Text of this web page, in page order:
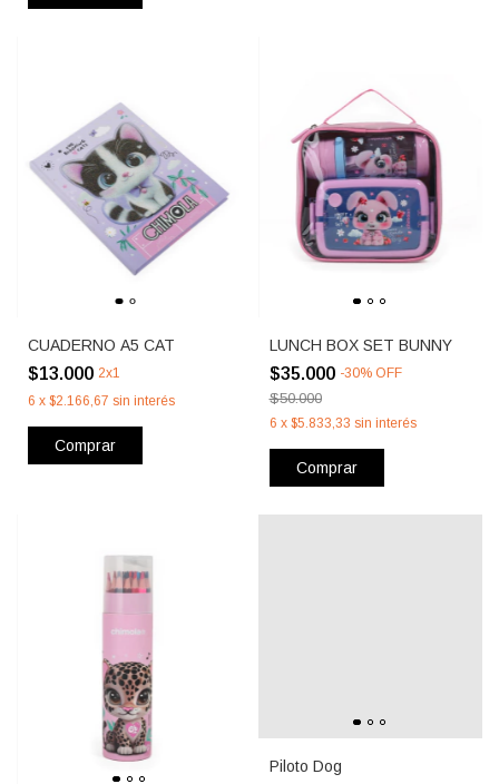
CUADERNO A5 CAT
$13.000 2x1
6 x $2.166,67 sin interés
Comprar
LUNCH BOX SET BUNNY
$35.000 -30% OFF
$50.000
6 x $5.833,33 sin interés
Comprar
Piloto Dog